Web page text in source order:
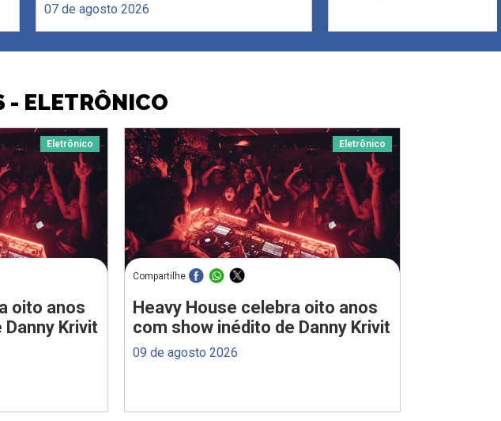
07 de agosto 2026
- ELETRÔNICO
Eletrônico
oito anos
Krivit
Eletrônico
Compartilhe
Heavy House celebra oito anos
com show inédito de Danny Krivit
09 de agosto 2026